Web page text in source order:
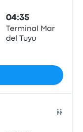
04:35
Terminal Mar
del Tuyu